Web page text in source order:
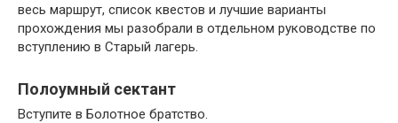
весь маршрут, список квестов и лучшие варианты
прохождения мы разобрали в отдельном руководстве по
вступлению в Старый лагерь.
Полоумный сектант
Вступите в Болотное братство.